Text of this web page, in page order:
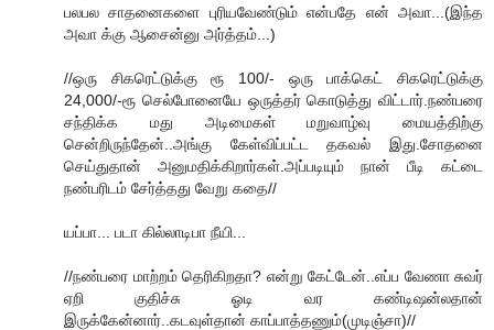
ப‌ல‌ப‌ல‌ சாத‌னைக‌ளை புரிய‌வேண்டும் என்ப‌தே என் அவா...(இந்த‌
அவா க்கு ஆசைன்னு அர்த்த‌ம்...)
//ஒரு சிகரெட்டுக்கு ரூ 100/- ஒரு பாக்கெட் சிகரெட்டுக்கு
24,000/-ரூ செல்போனையே ஒருத்தர் கொடுத்து விட்டார்.நண்பரை
சந்திக்க மது அடிமைகள் மறுவாழ்வு மையத்திற்கு
சென்றிருந்தேன்..அங்கு கேள்விப்பட்ட தகவல் இது.சோதனை
செய்துதான் அனுமதிக்கிறார்கள்.அப்படியும் நான் பீடி கட்டை
நண்பரிடம் சேர்த்தது வேறு கதை//
யப்பா... படா கில்லாடிபா நீயி...
//நண்பரை மாற்றம் தெரிகிறதா? என்று கேட்டேன்..எப்ப வேணா சுவர்
ஏறி குதிச்சு ஓடி வர கண்டிஷன்லதான்
இருக்கேன்னார்..கடவுள்தான் காப்பாத்தணும்(முடிஞ்சா)//